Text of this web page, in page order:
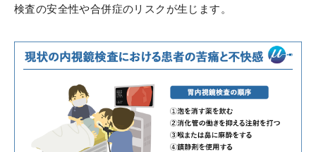
検査の安全性や合併症のリスクが生じます。